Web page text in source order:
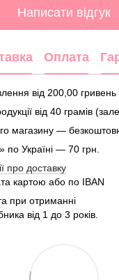
Написати відгук
Оплата
від 200,00 гривень
від 40 грамів
магазину —
Україні — 70 грн.
про доставку
картою або по IBAN
при отриманні
від 1 до 3 років.